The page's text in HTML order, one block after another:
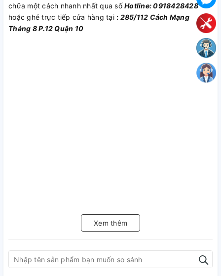
chữa một cách nhanh nhất qua sốHotline: 0918428428
hoặc ghé trực tiếp cửa hàng tại : 285/112 Cách Mạng
Tháng 8 P.12 Quận 10
Xem thêm